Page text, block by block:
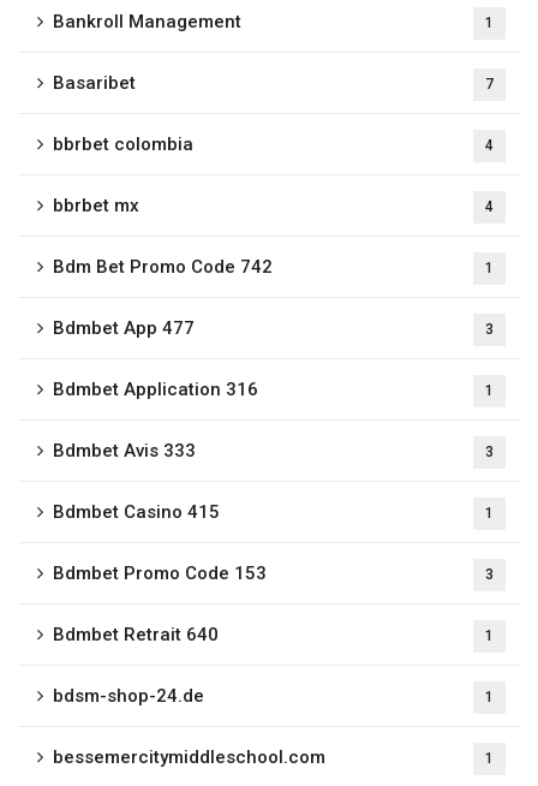
Bankroll Management 1
Basaribet 7
bbrbet colombia 4
bbrbet mx 4
Bdm Bet Promo Code 742 1
Bdmbet App 477 3
Bdmbet Application 316 1
Bdmbet Avis 333 3
Bdmbet Casino 415 1
Bdmbet Promo Code 153 3
Bdmbet Retrait 640 1
bdsm-shop-24.de 1
bessemercitymiddleschool.com 1